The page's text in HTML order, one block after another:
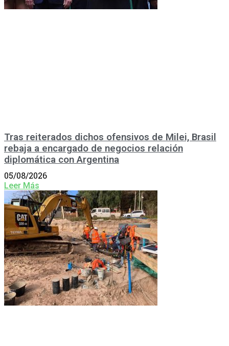
Tras reiterados dichos ofensivos de Milei, Brasil
rebaja a encargado de negocios relación
diplomática con Argentina
05/08/2026
Leer Más